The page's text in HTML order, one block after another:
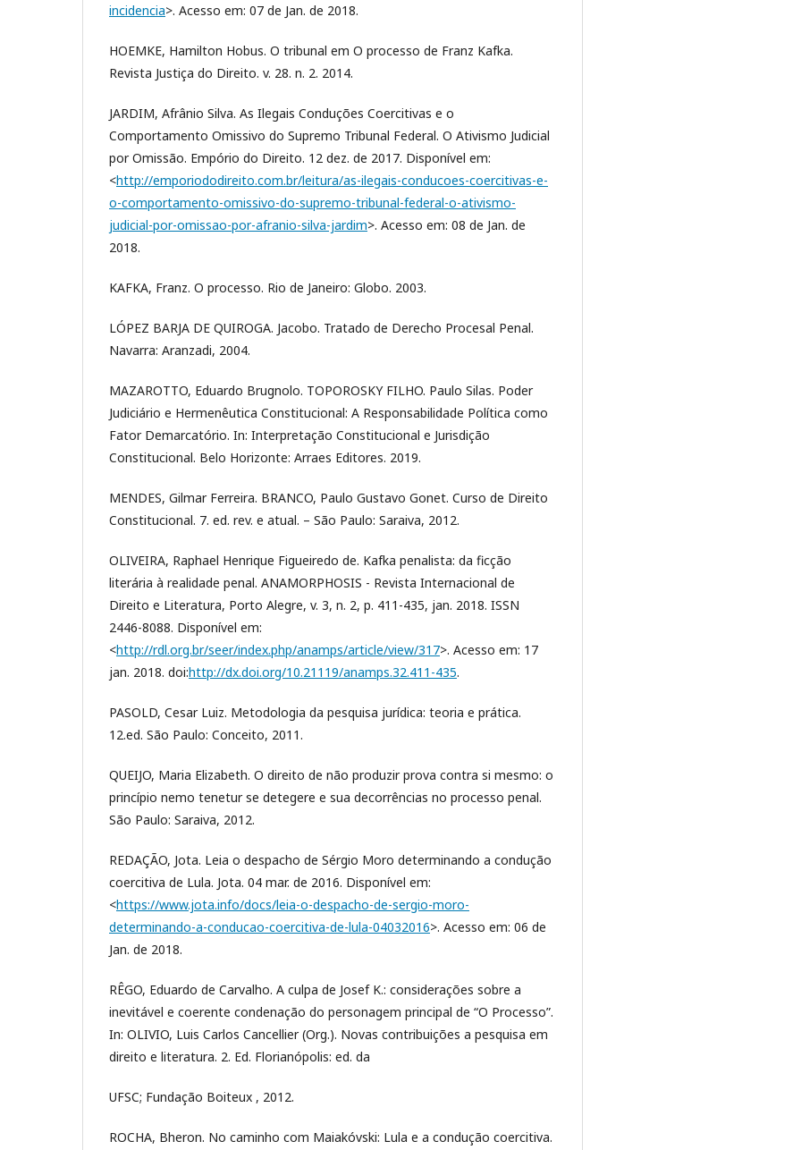
incidencia>. Acesso em: 07 de Jan. de 2018.
HOEMKE, Hamilton Hobus. O tribunal em O processo de Franz Kafka.
Revista Justiça do Direito. v. 28. n. 2. 2014.
JARDIM, Afrânio Silva. As Ilegais Conduções Coercitivas e o
Comportamento Omissivo do Supremo Tribunal Federal. O Ativismo Judicial
por Omissão. Empório do Direito. 12 dez. de 2017. Disponível em:
<http://emporiododireito.com.br/leitura/as-ilegais-conducoes-coercitivas-e-
o-comportamento-omissivo-do-supremo-tribunal-federal-o-ativismo-
judicial-por-omissao-por-afranio-silva-jardim>. Acesso em: 08 de Jan. de
2018.
KAFKA, Franz. O processo. Rio de Janeiro: Globo. 2003.
LÓPEZ BARJA DE QUIROGA. Jacobo. Tratado de Derecho Procesal Penal.
Navarra: Aranzadi, 2004.
MAZAROTTO, Eduardo Brugnolo. TOPOROSKY FILHO. Paulo Silas. Poder
Judiciário e Hermenêutica Constitucional: A Responsabilidade Política como
Fator Demarcatório. In: Interpretação Constitucional e Jurisdição
Constitucional. Belo Horizonte: Arraes Editores. 2019.
MENDES, Gilmar Ferreira. BRANCO, Paulo Gustavo Gonet. Curso de Direito
Constitucional. 7. ed. rev. e atual. – São Paulo: Saraiva, 2012.
OLIVEIRA, Raphael Henrique Figueiredo de. Kafka penalista: da ficção
literária à realidade penal. ANAMORPHOSIS - Revista Internacional de
Direito e Literatura, Porto Alegre, v. 3, n. 2, p. 411-435, jan. 2018. ISSN
2446-8088. Disponível em:
<http://rdl.org.br/seer/index.php/anamps/article/view/317>. Acesso em: 17
jan. 2018. doi:http://dx.doi.org/10.21119/anamps.32.411-435.
PASOLD, Cesar Luiz. Metodologia da pesquisa jurídica: teoria e prática.
12.ed. São Paulo: Conceito, 2011.
QUEIJO, Maria Elizabeth. O direito de não produzir prova contra si mesmo: o
princípio nemo tenetur se detegere e sua decorrências no processo penal.
São Paulo: Saraiva, 2012.
REDAÇÃO, Jota. Leia o despacho de Sérgio Moro determinando a condução
coercitiva de Lula. Jota. 04 mar. de 2016. Disponível em:
<https://www.jota.info/docs/leia-o-despacho-de-sergio-moro-
determinando-a-conducao-coercitiva-de-lula-04032016>. Acesso em: 06 de
Jan. de 2018.
RÊGO, Eduardo de Carvalho. A culpa de Josef K.: considerações sobre a
inevitável e coerente condenação do personagem principal de “O Processo”.
In: OLIVIO, Luis Carlos Cancellier (Org.). Novas contribuições a pesquisa em
direito e literatura. 2. Ed. Florianópolis: ed. da
UFSC; Fundação Boiteux , 2012.
ROCHA, Bheron. No caminho com Maiakóvski: Lula e a condução coercitiva.